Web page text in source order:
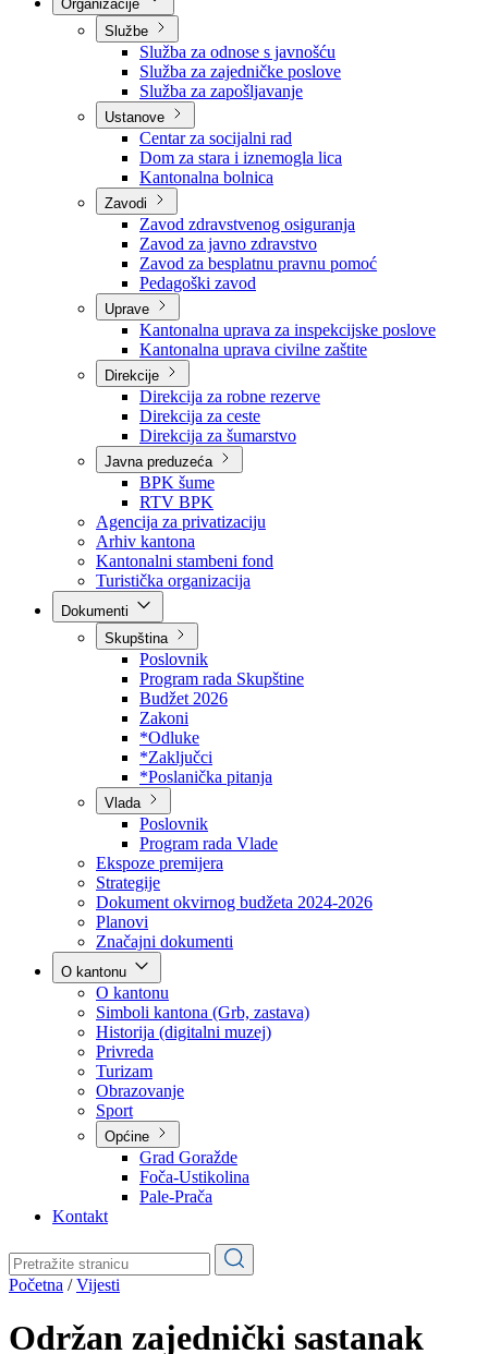
Nadležnosti
Sjednice Vlade
Službe
Služba za odnose s javnošću
Služba za zajedničke poslove
Služba za zapošljavanje
Ustanove
Centar za socijalni rad
Dom za stara i iznemogla lica
Kantonalna bolnica
Zavodi
Zavod zdravstvenog osiguranja
Zavod za javno zdravstvo
Zavod za besplatnu pravnu pomoć
Pedagoški zavod
Uprave
Kantonalna uprava za inspekcijske poslove
Kantonalna uprava civilne zaštite
Direkcije
Direkcija za robne rezerve
Direkcija za ceste
Direkcija za šumarstvo
Javna preduzeća
BPK šume
RTV BPK
Agencija za privatizaciju
Arhiv kantona
Kantonalni stambeni fond
Turistička organizacija
Skupština
Poslovnik
Program rada Skupštine
Budžet 2026
Zakoni
*Odluke
*Zaključci
*Poslanička pitanja
Vlada
Poslovnik
Program rada Vlade
Ekspoze premijera
Strategije
Dokument okvirnog budžeta 2024-2026
Planovi
Značajni dokumenti
O kantonu
O kantonu
Simboli kantona (Grb, zastava)
Historija (digitalni muzej)
Privreda
Turizam
Obrazovanje
Općine
Pale-Prača
Kontakt
Početna /Vijesti